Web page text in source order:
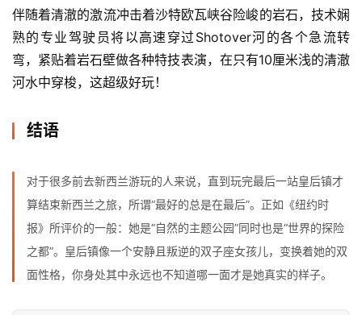
伴随着清澈的激流冲击着沙特欧瓦峡谷险峻的岩石，技术娴
熟的专业驾驶员将以高速穿过Shotover河的各个急流转
弯，紧贴着岩石壁做各种特技表演，在只有10厘米浅的清澈
河水中穿梭，这超级好玩！
结语
对于很多前去新西兰游玩的人来说，直到玩完最后一站皇后镇才
算结束新西兰之旅，所谓“最好的总是在最后”。正如《纽约时
报》所评价的一般：她是“自然的主题公园”同时也是“世界的探险
之都”。皇后镇像一个安静且叛逆的双子座女孩儿，变换着她的双
面性格，你身处其中永远也不知道哪一面才是她真实的样子。